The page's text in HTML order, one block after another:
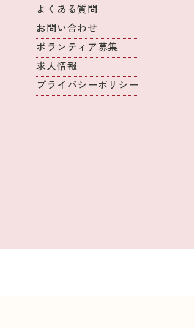
よくある質問
お問い合わせ
ボランティア募集
求人情報
プライバシーポリシー